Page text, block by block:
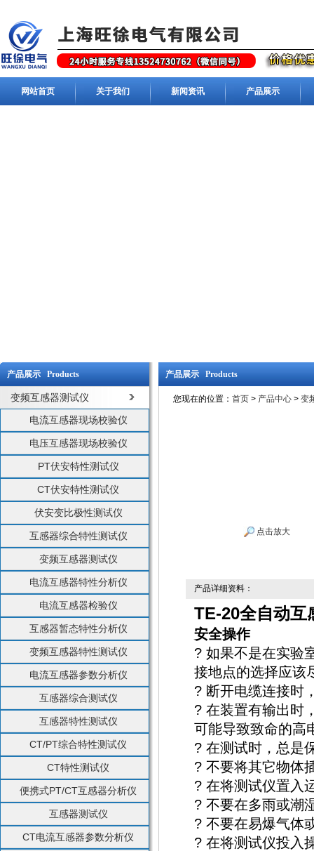
网站首页 关于我们 新闻资讯 产品展示
产品展示 Products
变频互感器测试仪
电流互感器现场校验仪
电压互感器现场校验仪
PT伏安特性测试仪
CT伏安特性测试仪
伏安变比极性测试仪
互感器综合特性测试仪
变频互感器测试仪
电流互感器特性分析仪
电流互感器检验仪
互感器暂态特性分析仪
变频互感器特性测试仪
电流互感器参数分析仪
互感器综合测试仪
互感器特性测试仪
CT/PT综合特性测试仪
CT特性测试仪
便携式PT/CT互感器分析仪
互感器测试仪
CT电流互感器参数分析仪
产品展示 Products
您现在的位置： 首页 > 产品中心 > 变
点击放大
产品详细资料：
TE-20全自动互
安全操作
? 如果不是在实验
接地点的选择应该
? 断开电缆连接时
? 在装置有输出时
可能导致致命的高
? 在测试时，总是
? 不要将其它物体
? 在将测试仪置入
? 不要在多雨或潮
? 不要在易爆气体
? 在将测试仪投入